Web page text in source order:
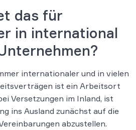
das für
in international
internationaler und in vielen
ist ein Arbeitsort
Versetzungen im Inland, ist
ins Ausland zunächst auf die
abzustellen.